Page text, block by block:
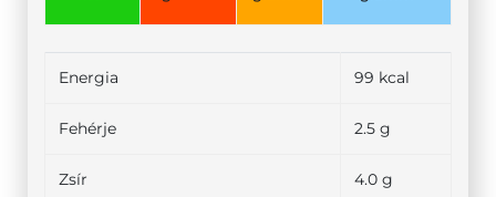
Energia 99 kcal
Fehérje 2.5 g
Zsír 4.0 g